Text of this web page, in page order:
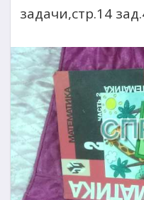
задачи,стр.14